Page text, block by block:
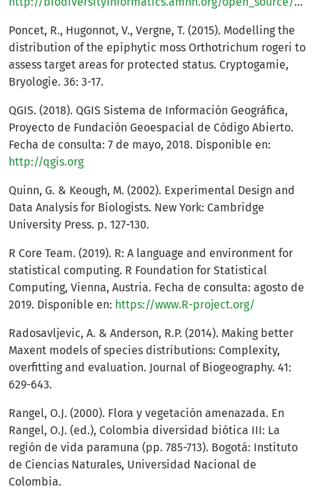
Poncet, R., Hugonnot, V., Vergne, T. (2015). Modelling the
distribution of the epiphytic moss Orthotrichum rogeri to
assess target areas for protected status. Cryptogamie,
Bryologie. 36: 3-17.
QGIS. (2018). QGIS Sistema de Información Geográfica,
Proyecto de Fundación Geoespacial de Código Abierto.
Fecha de consulta: 7 de mayo, 2018. Disponible en:
http://qgis.org
Quinn, G. & Keough, M. (2002). Experimental Design and
Data Analysis for Biologists. New York: Cambridge
University Press. p. 127-130.
R Core Team. (2019). R: A language and environment for
statistical computing. R Foundation for Statistical
Computing, Vienna, Austria. Fecha de consulta: agosto de
2019. Disponible en: https://www.R-project.org/
Radosavljevic, A. & Anderson, R.P. (2014). Making better
Maxent models of species distributions: Complexity,
overfitting and evaluation. Journal of Biogeography. 41:
629-643.
Rangel, O.J. (2000). Flora y vegetación amenazada. En
Rangel, O.J. (ed.), Colombia diversidad biótica III: La
región de vida paramuna (pp. 785-713). Bogotá: Instituto
de Ciencias Naturales, Universidad Nacional de
Colombia.